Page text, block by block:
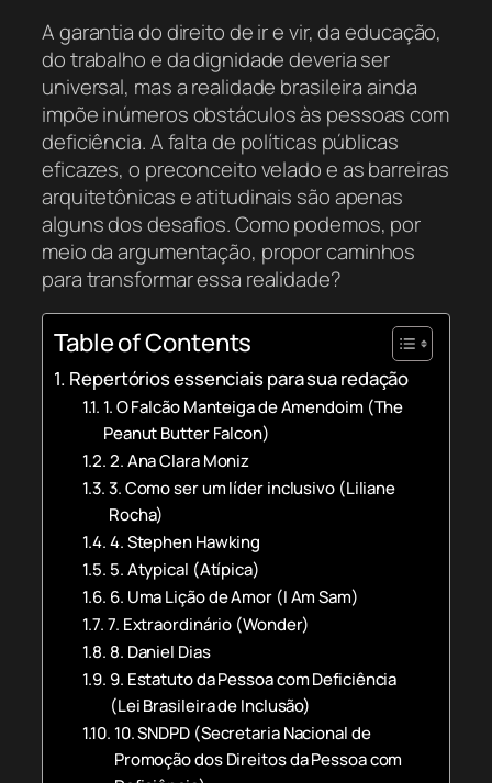
A garantia do direito de ir e vir, da educação,
do trabalho e da dignidade deveria ser
universal, mas a realidade brasileira ainda
impõe inúmeros obstáculos às pessoas com
deficiência. A falta de políticas públicas
eficazes, o preconceito velado e as barreiras
arquitetônicas e atitudinais são apenas
alguns dos desafios. Como podemos, por
meio da argumentação, propor caminhos
para transformar essa realidade?
Table of Contents
Repertórios essenciais para sua redação
1. O Falcão Manteiga de Amendoim (The
Peanut Butter Falcon)
2. Ana Clara Moniz
3. Como ser um líder inclusivo (Liliane
Rocha)
4. Stephen Hawking
5. Atypical (Atípica)
6. Uma Lição de Amor (I Am Sam)
7. Extraordinário (Wonder)
8. Daniel Dias
9. Estatuto da Pessoa com Deficiência
(Lei Brasileira de Inclusão)
10. SNDPD (Secretaria Nacional de
Promoção dos Direitos da Pessoa com